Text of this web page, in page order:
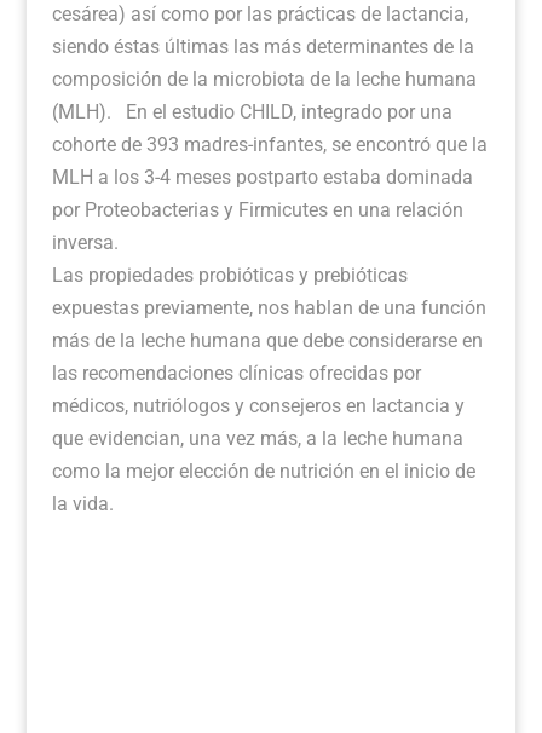
cesárea) así como por las prácticas de lactancia,
siendo éstas últimas las más determinantes de la
composición de la microbiota de la leche humana
(MLH). En el estudio CHILD, integrado por una
cohorte de 393 madres-infantes, se encontró que la
MLH a los 3-4 meses postparto estaba dominada
por Proteobacterias y Firmicutes en una relación
inversa.
Las propiedades probióticas y prebióticas
expuestas previamente, nos hablan de una función
más de la leche humana que debe considerarse en
las recomendaciones clínicas ofrecidas por
médicos, nutriólogos y consejeros en lactancia y
que evidencian, una vez más, a la leche humana
como la mejor elección de nutrición en el inicio de
la vida.